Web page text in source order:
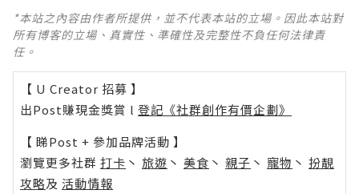
*本站之內容由作者所提供，並不代表本站的立場。因此本站對
所有博客的立場、真實性、準確性及完整性不負任何法律責
任。
【 U Creator 招募 】
出Post賺現金獎賞 l 登記《社群創作有價企劃》
【 睇Post + 參加品牌活動 】
瀏覽更多社群 打卡 丶 旅遊 丶 美食 丶 親子 丶 寵物 丶 扮靚
攻略及 活動情報